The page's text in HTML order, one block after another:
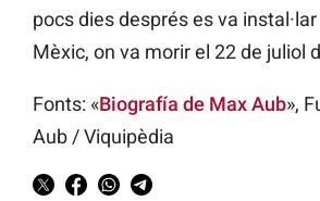
pocs dies després es va
Mèxic, on va morir el 22 de juliol
Fonts: «Biografía de Max Aub»,
Aub / Viquipèdia